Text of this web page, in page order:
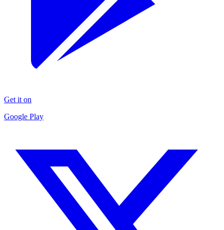
Get it on
Google Play